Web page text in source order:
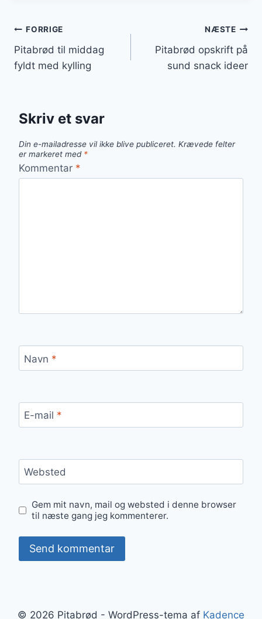
Indlægsnavigation
FORRIGE
Pitabrød til middag
fyldt med kylling
NÆSTE
Pitabrød opskrift på
sund snack ideer
Skriv et svar
Din e-mailadresse vil ikke blive publiceret. Krævede felter
er markeret med *
Kommentar *
Navn *
E-mail *
Websted
Gem mit navn, mail og websted i denne browser
til næste gang jeg kommenterer.
© 2026 Pitabrød - WordPress-tema af Kadence